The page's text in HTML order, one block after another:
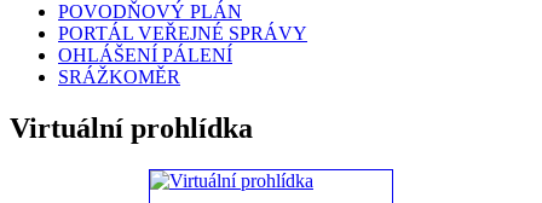
POVODŇOVÝ PLÁN
PORTÁL VEŘEJNÉ SPRÁVY
OHLÁŠENÍ PÁLENÍ
SRÁŽKOMĚR
Virtuální prohlídka